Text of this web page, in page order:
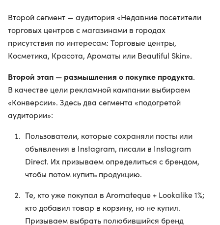
Второй сегмент — аудитория «Недавние посетители
торговых центров с магазинами в городах
присутствия по интересам: Торговые центры,
Косметика, Красота, Ароматы или Beautiful Skin».
Второй этап — размышления о покупке продукта.
В качестве цели рекламной кампании выбираем
«Конверсии». Здесь два сегмента «подогретой
аудитории»:
Пользователи, которые сохраняли посты или
объявления в Instagram, писали в Instagram
Direct. Их призываем определиться с брендом,
чтобы потом купить продукцию.
Те, кто уже покупал в Aromateque + Lookalike 1%;
кто добавил товар в корзину, но не купил.
Призываем выбрать полюбившийся бренд